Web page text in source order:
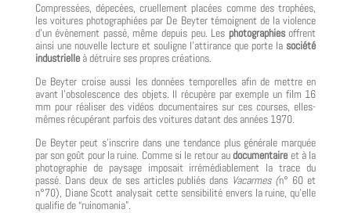
Compressées, dépecées, cruellement placées comme des trophées,
les voitures photographiées par De Beyter témoignent de la violence
d’un évènement passé, même depuis peu. Les photographiesoffrent
ainsi une nouvelle lecture et souligne l’attirance que porte la société
industrielleà détruire ses propres créations.
De Beyter croise aussi les données temporelles afin de mettre en
avant l’obsolescence des objets. Il récupère par exemple un film 16
mm pour réaliser des vidéos documentaires sur ces courses, elles-
mêmes récupérant parfois des voitures datant des années 1970.
De Beyter peut s’inscrire dans une tendance plus générale marquée
par son goût pour la ruine. Comme si le retour audocumentaire et à la
photographie de paysage imposait irrémédiablement la trace du
passé. Dans deux de ses articles publiés dans Vacarmes (n° 60 et
n°70), Diane Scott analysait cette sensibilité envers la ruine, qu’elle
qualifie de “ruinomania”.